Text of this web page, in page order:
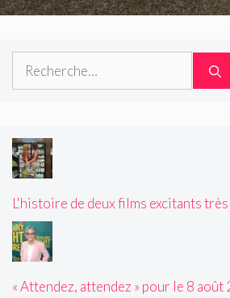
Rechercher :
L'histoire de deux films excitants
« Attendez, attendez » pour le 8 août